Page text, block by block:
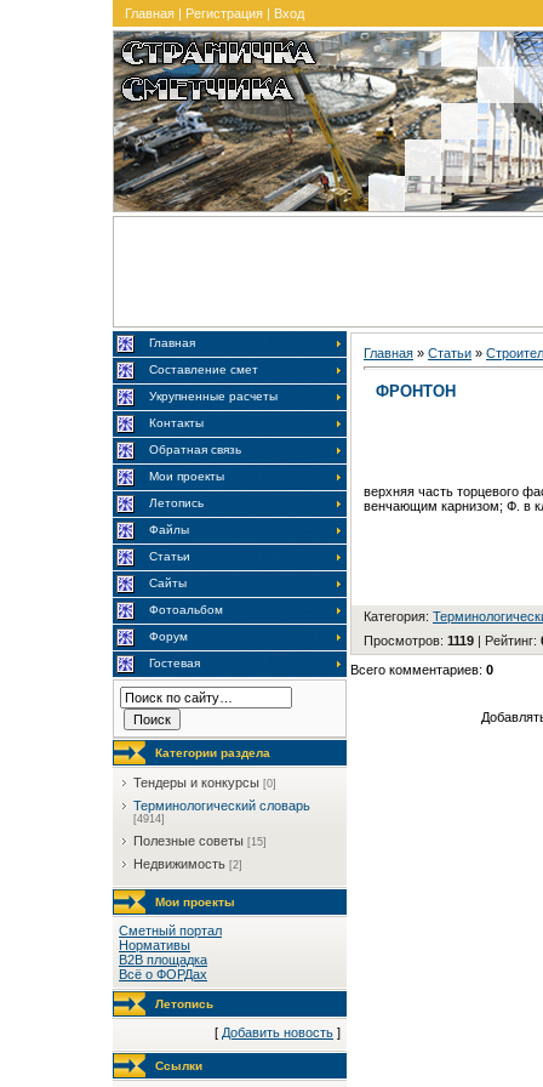
Главная | Регистрация | Вход
Главная
Составление смет
Укрупненные расчеты
Контакты
Обратная связь
Мои проекты
Летопись
Файлы
Статьи
Сайты
Фотоальбом
Форум
Гостевая
Категории раздела
Тендеры и конкурсы [0]
Терминологический словарь
[4914]
Полезные советы [15]
Недвижимость [2]
Мои проекты
Сметный портал
Нормативы
B2B площадка
Всё о ФОРДах
Летопись
[ Добавить новость ]
Ссылки
Главная » Статьи »
ФРОНТОН
верхняя часть торцевого
венчающим карнизом; Ф. в
Категория:
Просмотров: 1119 | Рейтинг:
Всего комментариев: 0